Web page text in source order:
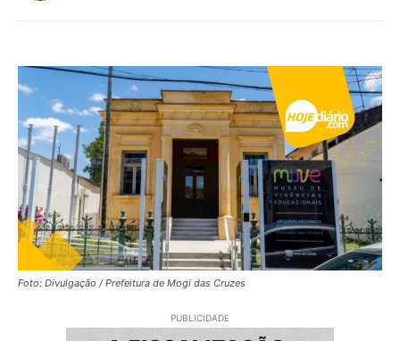
Foto: Divulgação / Prefeitura de Mogi das Cruzes
PUBLICIDADE